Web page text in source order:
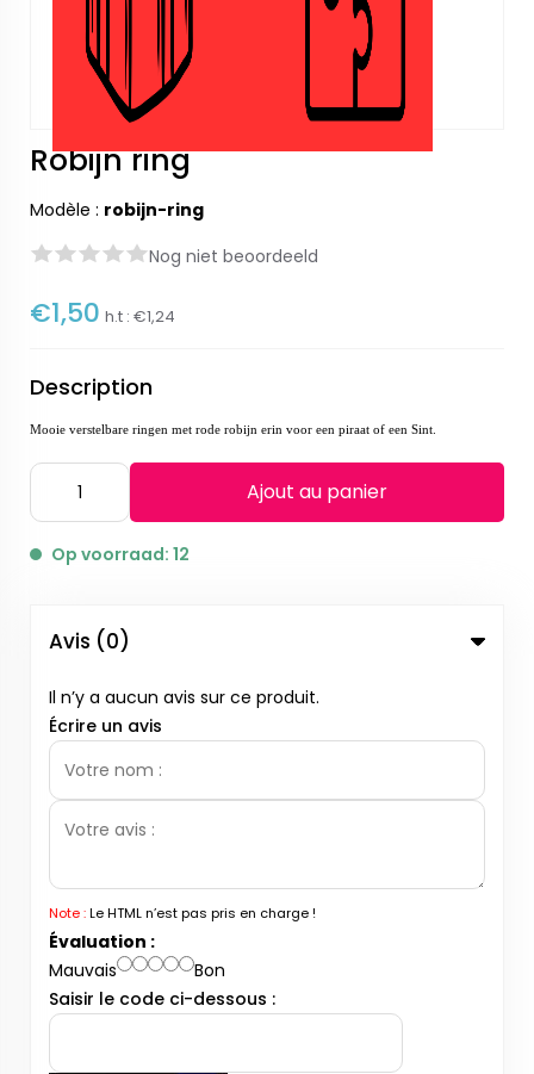
Robijn ring
Modèle : robijn-ring
Nog niet beoordeeld
€1,50 h.t : €1,24
Description
Mooie verstelbare ringen met rode robijn erin voor een piraat of een Sint.
Ajout au panier
Op voorraad: 12
Avis (0)
Il n’y a aucun avis sur ce produit.
Écrire un avis
Note :Le HTML n’est pas pris en charge !
Évaluation :
Mauvais
Bon
Saisir le code ci-dessous :